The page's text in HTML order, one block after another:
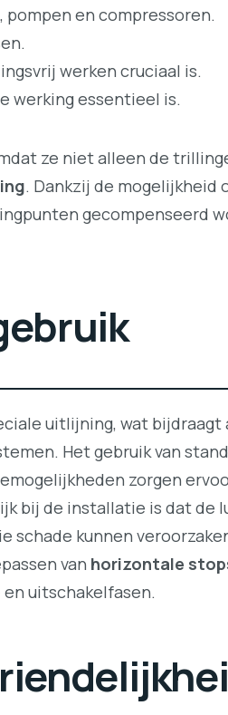
pompen en compressoren.
werken cruciaal is.
werking essentieel is.
ze niet alleen de
. Dankzij de mogelijkheid
gecompenseerd
uitlijning, wat bijdraagt
Het gebruik van
zorgen
bij de installatie is dat de
kunnen
van horizontale
uitschakelfasen.